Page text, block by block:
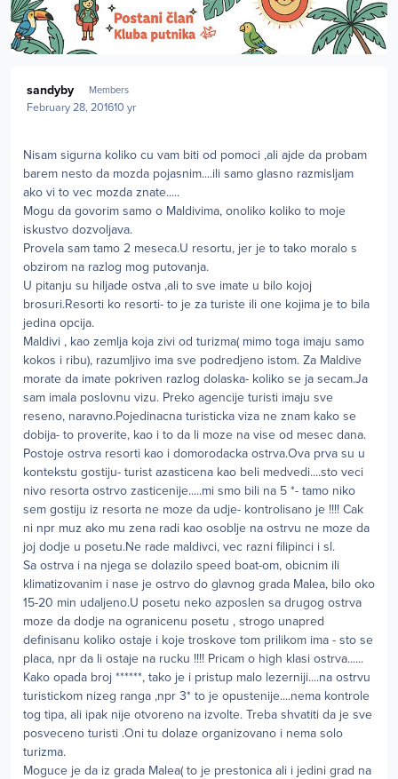
sandyby Members
February 28, 201610 yr
Nisam sigurna koliko cu vam biti od pomoci ,ali ajde da probam
barem nesto da mozda pojasnim....ili samo glasno razmisljam
ako vi to vec mozda znate.....
Mogu da govorim samo o Maldivima, onoliko koliko to moje
iskustvo dozvoljava.
Provela sam tamo 2 meseca.U resortu, jer je to tako moralo s
obzirom na razlog mog putovanja.
U pitanju su hiljade ostva ,ali to sve imate u bilo kojoj
brosuri.Resorti ko resorti- to je za turiste ili one kojima je to bila
jedina opcija.
Maldivi , kao zemlja koja zivi od turizma( mimo toga imaju samo
kokos i ribu), razumljivo ima sve podredjeno istom. Za Maldive
morate da imate pokriven razlog dolaska- koliko se ja secam.Ja
sam imala poslovnu vizu. Preko agencije turisti imaju sve
reseno, naravno.Pojedinacna turisticka viza ne znam kako se
dobija- to proverite, kao i to da li moze na vise od mesec dana.
Postoje ostrva resorti kao i domorodacka ostrva.Ova prva su u
kontekstu gostiju- turist azasticena kao beli medvedi....sto veci
nivo resorta ostrvo zasticenije.....mi smo bili na 5 *- tamo niko
sem gostiju iz resorta ne moze da udje- kontrolisano je !!!! Cak
ni npr muz ako mu zena radi kao osoblje na ostrvu ne moze da
joj dodje u posetu.Ne rade maldivci, vec razni filipinci i sl.
Sa ostrva i na njega se dolazilo speed boat-om, obicnim ili
klimatizovanim i nase je ostrvo do glavnog grada Malea, bilo oko
15-20 min udaljeno.U posetu neko azposlen sa drugog ostrva
moze da dodje na ogranicenu posetu , strogo unapred
definisanu koliko ostaje i koje troskove tom prilikom ima - sto se
placa, npr da li ostaje na rucku !!!! Pricam o high klasi ostrva......
Kako opada broj ******, tako je i pristup malo lezerniji....na ostrvu
turistickom nizeg ranga ,npr 3* to je opustenije....nema kontrole
tog tipa, ali ipak nije otvoreno na izvolte. Treba shvatiti da je sve
posveceno turisti .Oni tu dolaze organizovano i nema solo
turizma.
Moguce je da iz grada Malea( to je prestonica ali i jedini grad na